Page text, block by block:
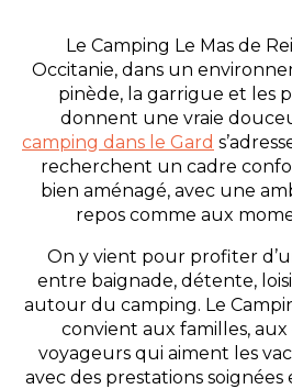
Le Camping Le Mas de
Occitanie, dans un
pinède, la garrigue et les
donnent une vraie
camping dans le Gard
recherchent un cadre
bien aménagé, avec une
repos comme aux
On y vient pour profiter
entre baignade, détente,
autour du camping. Le
convient aux familles,
voyageurs qui aiment les
avec des prestations